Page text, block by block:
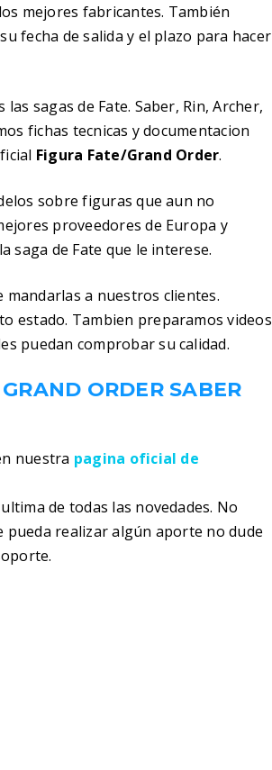
mejores fabricantes. También
fecha de salida y el plazo para hacer
sagas de Fate. Saber, Rin, Archer,
fichas tecnicas y documentacion
Figura Fate/Grand Order.
sobre figuras que aun no
proveedores de Europa y
saga de Fate que le interese.
mandarlas a nuestros clientes.
estado. Tambien preparamos videos
puedan comprobar su calidad.
ORDER SABER
nuestra pagina oficial de
de todas las novedades. No
realizar algún aporte no dude